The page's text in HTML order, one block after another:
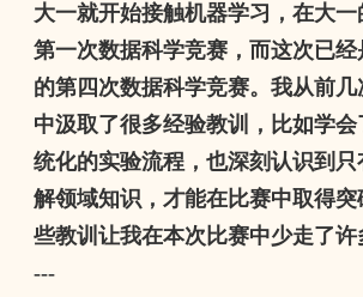
大一就开始接触机器学习，在大一
第一次数据科学竞赛，而这次已经
的第四次数据科学竞赛。我从前
中汲取了很多经验教训，比如学
统化的实验流程，也深刻认识到只
解领域知识，才能在比赛中取得
些教训让我在本次比赛中少走了许
---